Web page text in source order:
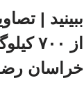
ببینید |
از
خراسان